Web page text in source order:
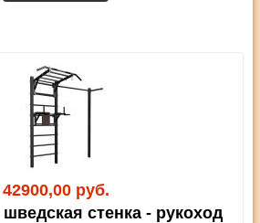
42900,00 руб.
стенка - рукоход